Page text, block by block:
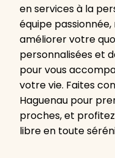
en services à la
équipe
améliorer votre
personnalisées et
pour vous
votre vie. Faites
Haguenau pour
proches, et
libre en toute